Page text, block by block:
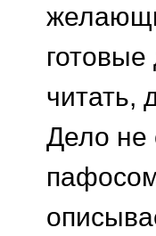
готовые
читать,
Дело не